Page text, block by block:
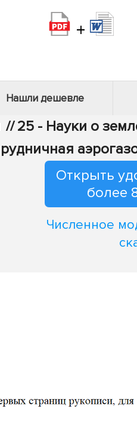
+
Нашли дешевле
// 25 - Науки о
рудничная
Открыть
более
Численное